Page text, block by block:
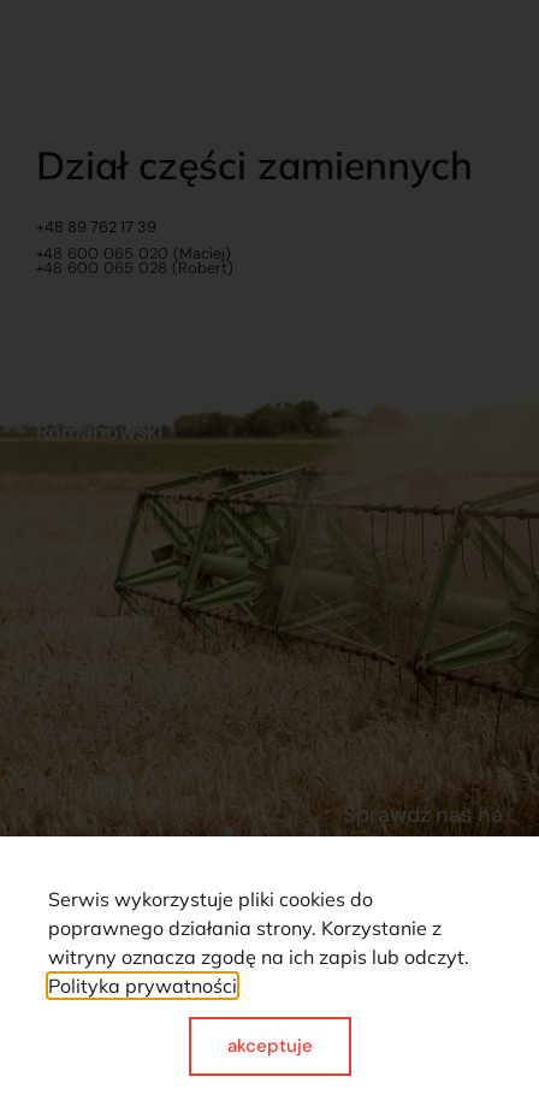
Dział części zamiennych
+48 89 762 17 39
+48 600 065 020 (Maciej)
+48 600 065 028 (Robert)
Dokumenty
Regulamin
Polityka prywatności
Reklamacje i zwroty
Dostawy
Płatności
Romanowski
Sklep internetowy
Praca
Ubezpieczenia
Sprawdź nas na
Strona wykorzystuje pliki cookie. Wszystkie prawa zastrzeżone ©
Serwis wykorzystuje pliki cookies do
poprawnego działania strony. Korzystanie z
witryny oznacza zgodę na ich zapis lub odczyt.
Polityka prywatności
akceptuje